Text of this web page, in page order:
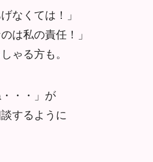
なくては！」
は私の責任！」
ゃる方も。
・・」が
するように